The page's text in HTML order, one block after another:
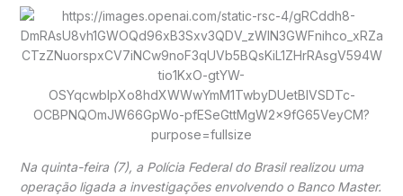
Na quinta-feira (7), a Polícia Federal do Brasilrealizou uma
operação ligada a investigações envolvendo o Banco Master.